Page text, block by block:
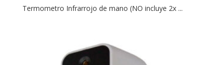
Termometro Infrarrojo de mano (NO incluye 2x ...